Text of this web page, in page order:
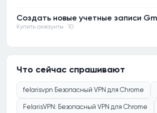
Создать новые учетные записи
Купить аккаунты · 10
Что сейчас спрашивают
felarisvpn Безопасный VPN для Chrome
FelarisVPN: Безопасный VPN для Chrome